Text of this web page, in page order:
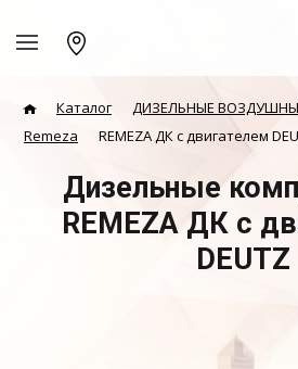
Каталог
ДИЗЕЛЬНЫЕ
Remeza
REMEZA ДК с двигателем
Дизельные
REMEZA ДК с
DEUTZ